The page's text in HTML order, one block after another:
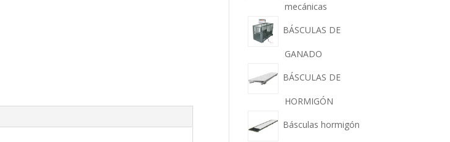
mecánicas
BÁSCULAS DE
GANADO
BÁSCULAS DE
HORMIGÓN
Básculas hormigón